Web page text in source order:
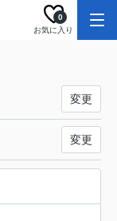
お気に入り
0
変更
変更